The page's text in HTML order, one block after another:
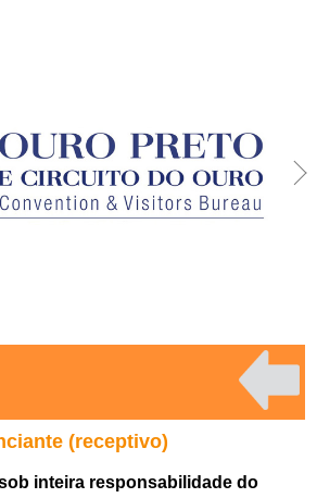
(receptivo)
inteira responsabilidade do